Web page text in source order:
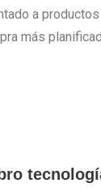
a
más